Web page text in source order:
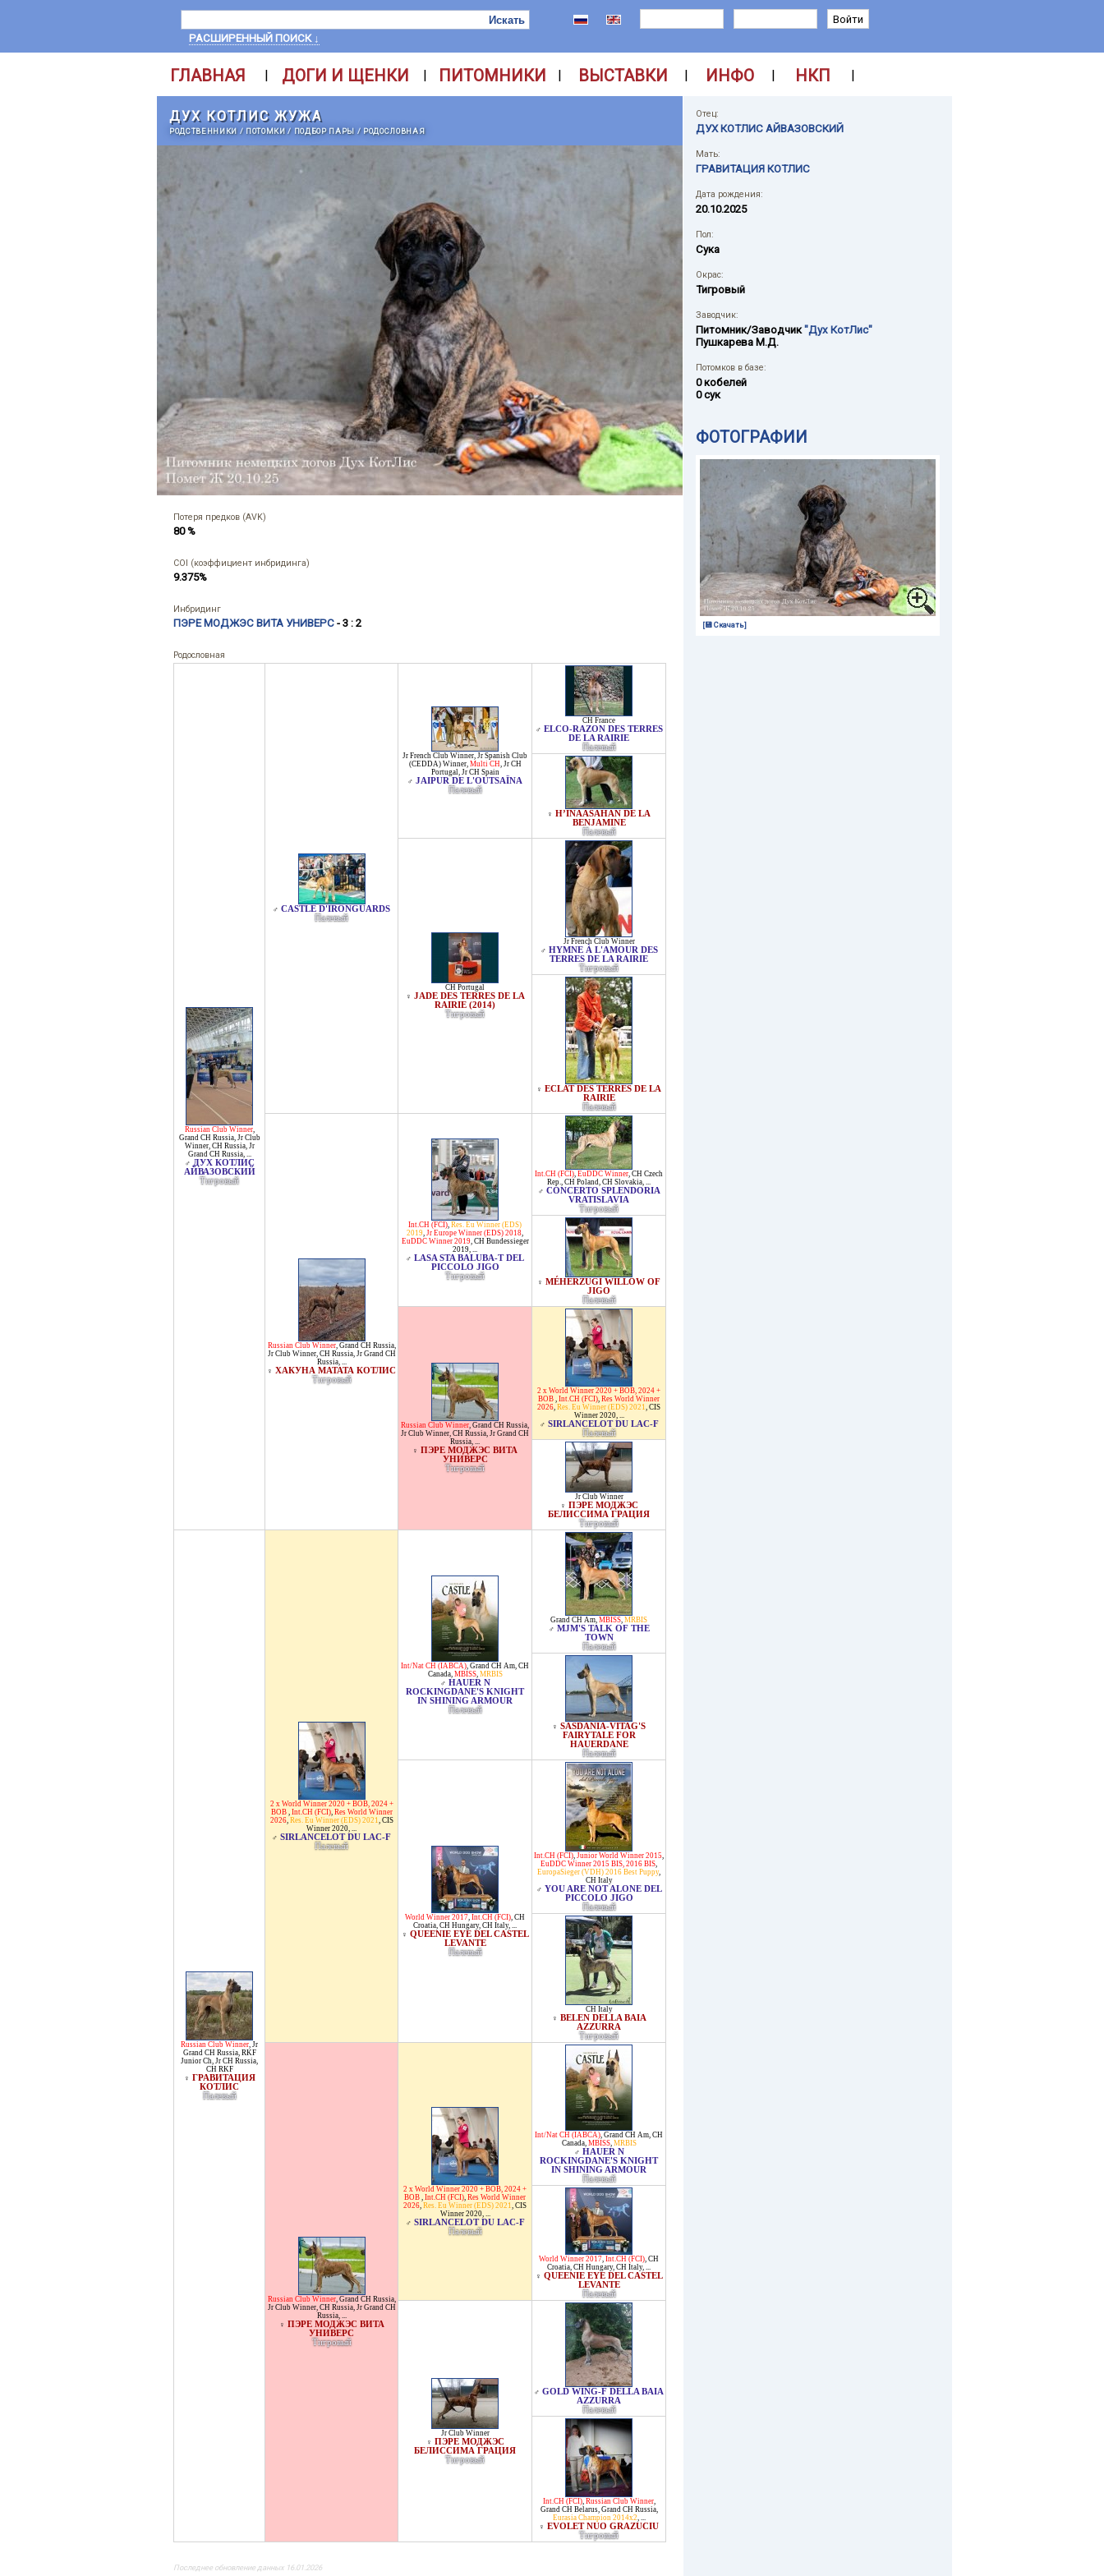
РАСШИРЕННЫЙ ПОИСК ↓
ГЛАВНАЯ | ДОГИ И ЩЕНКИ | ПИТОМНИКИ | ВЫСТАВКИ | ИНФО | НКП |
ДУХ КОТЛИС ЖУЖА
РОДСТВЕННИКИ / ПОТОМКИ/ ПОДБОР ПАРЫ / РОДОСЛОВНАЯ
Потеря предков (AVK)
80 %
COI (коэффициент инбридинга)
9.375%
Инбридинг
ПЭРЕ МОДЖЭС ВИТА УНИВЕРС - 3 : 2
Родословная
Russian Club Winner,
Grand CH Russia, Jr Club
Winner, CH Russia, Jr
Grand CH Russia, ...
♂ ДУХ КОТЛИС
АЙВАЗОВСКИЙ
Тигровый
♂ CASTLE D'IRONGUARDS
Палевый
Jr French Club Winner, Jr Spanish Club
(CEDDA) Winner, Multi CH, Jr CH
Portugal, Jr CH Spain
♂ JAIPUR DE L'OUTSAÏNA
Палевый
CH France
♂ ELCO-RAZON DES TERRES
DE LA RAIRIE
Палевый
♀ H’INAASAHAN DE LA
BENJAMINE
Палевый
CH Portugal
♀ JADE DES TERRES DE LA
RAIRIE (2014)
Тигровый
Jr French Club Winner
♂ HYMNE À L'AMOUR DES
TERRES DE LA RAIRIE
Тигровый
♀ ECLAT DES TERRES DE LA
RAIRIE
Палевый
Russian Club Winner, Grand CH Russia,
Jr Club Winner, CH Russia, Jr Grand CH
Russia, ...
♀ ХАКУНА МАТАТА КОТЛИС
Тигровый
Int.CH (FCI), Res. Eu Winner (EDS)
2019, Jr Europe Winner (EDS) 2018,
EuDDC Winner 2019, CH Bundessieger
2019, ...
♂ LASA STA BALUBA-T DEL
PICCOLO JIGO
Тигровый
Int.CH (FCI), EuDDC Winner, CH Czech
Rep., CH Poland, CH Slovakia, ...
♂ CONCERTO SPLENDORIA
VRATISLAVIA
Тигровый
♀ MÉHERZUGI WILLOW OF
JIGO
Палевый
Russian Club Winner, Grand CH Russia,
Jr Club Winner, CH Russia, Jr Grand CH
Russia, ...
♀ ПЭРЕ МОДЖЭС ВИТА
УНИВЕРС
Тигровый
2 x World Winner 2020 + BOB, 2024 +
BOB , Int.CH (FCI), Res World Winner
2026, Res. Eu Winner (EDS) 2021, CIS
Winner 2020, ...
♂ SIRLANCELOT DU LAC-F
Палевый
Jr Club Winner
♀ ПЭРЕ МОДЖЭС
БЕЛИССИМА ГРАЦИЯ
Тигровый
Russian Club Winner, Jr
Grand CH Russia, RKF
Junior Ch, Jr CH Russia,
CH RKF
♀ ГРАВИТАЦИЯ
КОТЛИС
Палевый
2 x World Winner 2020 + BOB, 2024 +
BOB, Int.CH (FCI), Res World Winner
2026, Res. Eu Winner (EDS) 2021, CIS
Winner 2020, ...
♂ SIRLANCELOT DU LAC-F
Палевый
Int/Nat CH (IABCA), Grand CH Am, CH
Canada, MBISS, MRBIS
♂ HAUER N
ROCKINGDANE'S KNIGHT
IN SHINING ARMOUR
Палевый
Grand CH Am, MBISS, MRBIS
♂ MJM'S TALK OF THE
TOWN
Палевый
♀ SASDANIA-VITAG'S
FAIRYTALE FOR
HAUERDANE
Палевый
World Winner 2017, Int.CH (FCI), CH
Croatia, CH Hungary, CH Italy, ...
♀ QUEENIE EYE DEL CASTEL
LEVANTE
Палевый
Int.CH (FCI), Junior World Winner 2015,
EuDDC Winner 2015 BIS, 2016 BIS,
EuropaSieger (VDH) 2016 Best Puppy,
CH Italy
♂ YOU ARE NOT ALONE DEL
PICCOLO JIGO
Палевый
CH Italy
♀ BELEN DELLA BAIA
AZZURRA
Тигровый
Russian Club Winner, Grand CH Russia,
Jr Club Winner, CH Russia, Jr Grand CH
Russia, ...
♀ ПЭРЕ МОДЖЭС ВИТА
УНИВЕРС
Тигровый
2 x World Winner 2020 + BOB, 2024 +
BOB , Int.CH (FCI), Res World Winner
2026, Res. Eu Winner (EDS) 2021, CIS
Winner 2020, ...
♂ SIRLANCELOT DU LAC-F
Палевый
Int/Nat CH (IABCA), Grand CH Am, CH
Canada, MBISS, MRBIS
♂ HAUER N
ROCKINGDANE'S KNIGHT
IN SHINING ARMOUR
Палевый
World Winner 2017, Int.CH (FCI), CH
Croatia, CH Hungary, CH Italy, ...
♀ QUEENIE EYE DEL CASTEL
LEVANTE
Палевый
Jr Club Winner
♀ ПЭРЕ МОДЖЭС
БЕЛИССИМА ГРАЦИЯ
Тигровый
♂ GOLD WING-F DELLA BAIA
AZZURRA
Палевый
Int.CH (FCI), Russian Club Winner,
Grand CH Belarus, Grand CH Russia,
Eurasia Champion 2014x2, ...
♀ EVOLET NUO GRAZUCIU
Тигровый
Последнее обновление данных 16.01.2026
Отец:
ДУХ КОТЛИС АЙВАЗОВСКИЙ
Мать:
ГРАВИТАЦИЯ КОТЛИС
Дата рождения:
20.10.2025
Пол:
Сука
Окрас:
Тигровый
Заводчик:
Питомник/Заводчик"Дух КотЛис"
Пушкарева М.Д.
Потомков в базе:
0 кобелей
0 сук
ФОТОГРАФИИ
[💾 Скачать]